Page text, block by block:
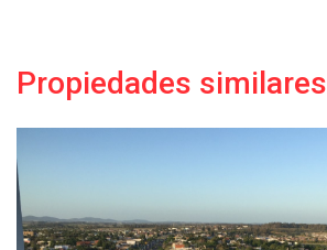
Propiedades similares